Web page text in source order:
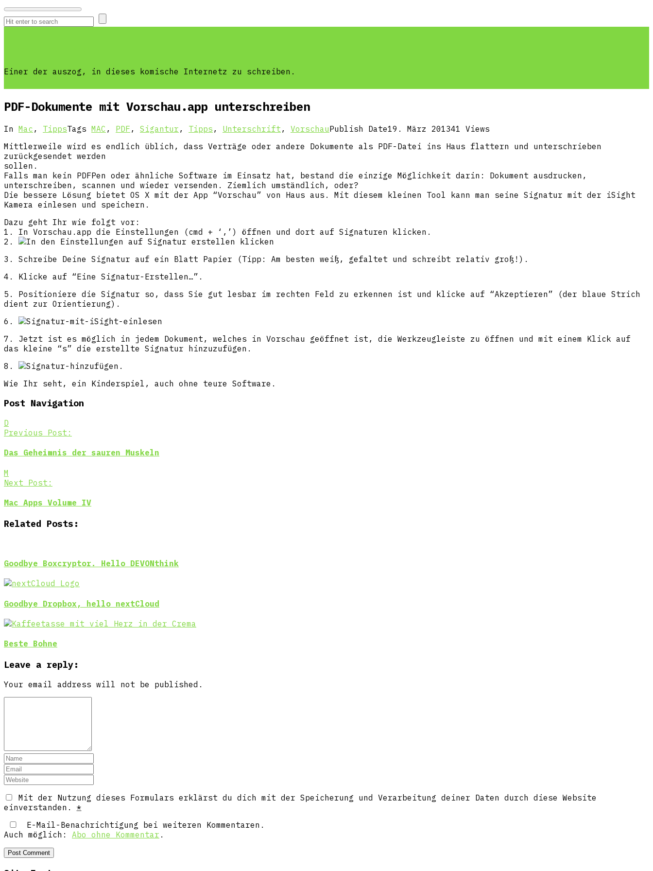
Einer der auszog, in dieses komische Internetz zu schreiben.
PDF-Dokumente mit Vorschau.app unterschreiben
In Mac , TippsTags MAC , PDF , Sigantur , Tipps , Unterschrift , VorschauPublish Date19. März 201341 Views
Mittlerweile wird es endlich üblich, dass Verträge oder andere Dokumente als PDF-Datei ins Haus flattern und unterschrieben
zurückgesendet werden
sollen.
Falls man kein PDFPen oder ähnliche Software im Einsatz hat, bestand die einzige Möglichkeit darin: Dokument ausdrucken,
unterschreiben, scannen und wieder versenden. Ziemlich umständlich, oder?
Die bessere Lösung bietet OS X mit der App “Vorschau” von Haus aus. Mit diesem kleinen Tool kann man seine Signatur mit der iSight
Kamera einlesen und speichern.
Dazu geht Ihr wie folgt vor:
1. In Vorschau.app die Einstellungen (cmd + ‘,’) öffnen und dort auf Signaturen klicken.
2.
3. Schreibe Deine Signatur auf ein Blatt Papier (Tipp: Am besten weiß, gefaltet und schreibt relativ groß!).
4. Klicke auf “Eine Signatur-Erstellen…”.
5. Positioniere die Signatur so, dass Sie gut lesbar im rechten Feld zu erkennen ist und klicke auf “Akzeptieren” (der blaue Strich
dient zur Orientierung).
6.
7. Jetzt ist es möglich in jedem Dokument, welches in Vorschau geöffnet ist, die Werkzeugleiste zu öffnen und mit einem Klick auf
das kleine “s” die erstellte Signatur hinzuzufügen.
8.
Wie Ihr seht, ein Kinderspiel, auch ohne teure Software.
Post Navigation
D
Previous Post:
Das Geheimnis der sauren Muskeln
M
Next Post:
Mac Apps Volume IV
Related Posts:
Goodbye Boxcryptor. Hello DEVONthink
Goodbye Dropbox, hello nextCloud
Beste Bohne
Leave a reply:
Your email address will not be published.
Mit der Nutzung dieses Formulars erklärst du dich mit der Speicherung und Verarbeitung deiner Daten durch diese Website
einverstanden. *
E-Mail-Benachrichtigung bei weiteren Kommentaren.
Auch möglich: Abo ohne Kommentar .